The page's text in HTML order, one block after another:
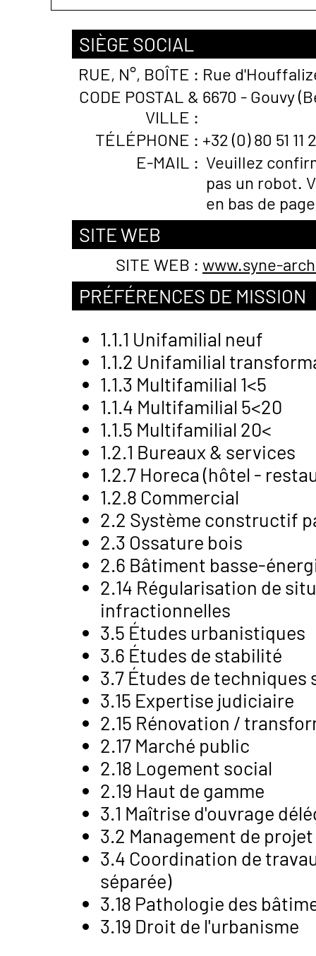
SIÈGE SOCIAL
RUE, N°, BOÎTE : Rue
CODE POSTAL &
VILLE :
6670 - Gouvy
TÉLÉPHONE : +32 (0) 80 51 11
E-MAIL : Veuillez
pas un robot.
en bas de
SITE WEB
SITE WEB : www.syne-
PRÉFÉRENCES DE MISSION
1.1.1 Unifamilial neuf
1.1.2 Unifamilial
1.1.3 Multifamilial 1<5
1.1.4 Multifamilial 5<20
1.1.5 Multifamilial 20<
1.2.1 Bureaux & services
1.2.7 Horeca (hôtel -
1.2.8 Commercial
2.2 Système constructif
2.3 Ossature bois
2.6 Bâtiment basse-
2.14 Régularisation de
infractionnelles
3.5 Études urbanistiques
3.6 Études de stabilité
3.7 Études de techniques
3.15 Expertise judiciaire
2.15 Rénovation /
2.17 Marché public
2.18 Logement social
2.19 Haut de gamme
3.1 Maîtrise d'ouvrage
3.2 Management de projet
3.4 Coordination de
séparée)
3.18 Pathologie des
3.19 Droit de l'urbanisme